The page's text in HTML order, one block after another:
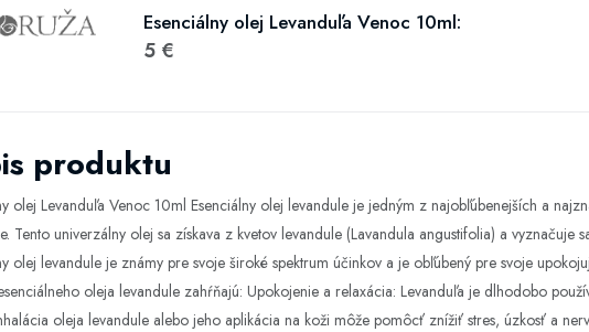
Esenciálny olej Levanduľa Venoc 10ml:
5 €
produktu
olej Levanduľa Venoc 10ml Esenciálny olej levandule je jedným z najobľúbenejších a
Tento univerzálny olej sa získava z kvetov levandule (Lavandula angustifolia) a vyznačuje
olej levandule je známy pre svoje široké spektrum účinkov a je obľúbený pre svoje
oleja levandule zahŕňajú: Upokojenie a relaxácia: Levanduľa je dlhodobo
oleja levandule alebo jeho aplikácia na koži môže pomôcť znížiť stres, úzkosť a